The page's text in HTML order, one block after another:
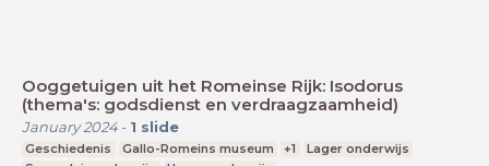
Ooggetuigen uit het Romeinse Rijk: Isodorus
(thema's: godsdienst en verdraagzaamheid)
January 2024- 1 slide
Geschiedenis Gallo-Romeins museum +1
Lager onderwijs